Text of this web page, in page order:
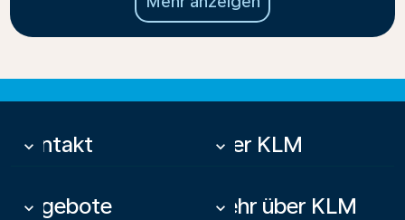
Kontakt
keyboard_arrow_down Über KLM
keyboard_arrow_down
Angebote
keyboard_arrow_down Mehr über KLM
keyboard_arrow_down